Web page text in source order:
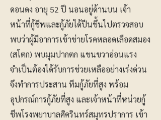
ดอนดง อายุ 52 ปี นอนอยู่ด้านบน เจ้า
หน้าที่กู้ชีพและกู้ภัยได้ปีนขึ้นไปตรวจสอบ
พบว่าผู้มีอาการเข้าข่ายโรคหลอดเลือดสมอง
(สโตก) พบมุมปากตก แขนขวาอ่อนแรง
จำเป็นต้องได้รับการช่วยเหลืออย่างเร่งด่วน
จึงทำการประสาน ทีมกู้ภัยที่สูง พร้อม
อุปกรณ์การกู้ภัยที่สูง และเจ้าหน้าที่หน่วยกู้
ชีพโรงพยาบาลศิครินทร์สมุทรปราการ เข้า